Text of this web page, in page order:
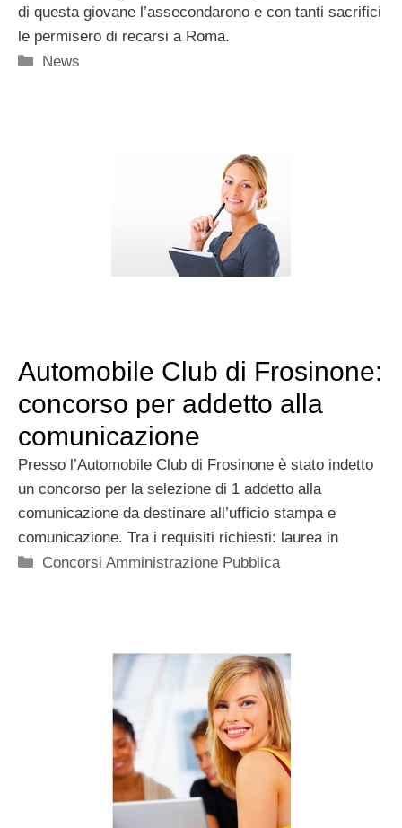
di questa giovane l’assecondarono e con tanti sacrifici
le permisero di recarsi a Roma.
Categorie
News
Automobile Club di Frosinone:
concorso per addetto alla
comunicazione
Presso l’Automobile Club di Frosinone è stato indetto
un concorso per la selezione di 1 addetto alla
comunicazione da destinare all’ufficio stampa e
comunicazione. Tra i requisiti richiesti: laurea in
Categorie
Concorsi Amministrazione Pubblica